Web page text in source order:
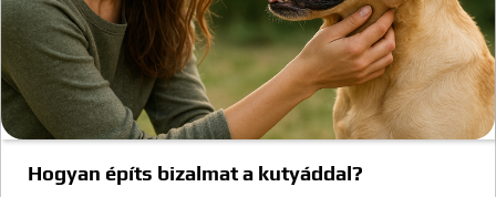
Hogyan építs bizalmat a kutyáddal?